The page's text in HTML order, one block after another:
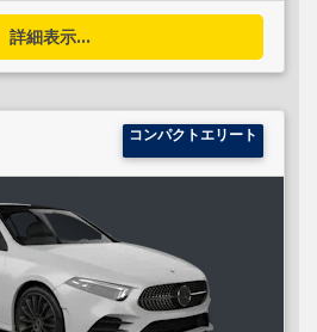
詳細表示...
コンパクトエリート